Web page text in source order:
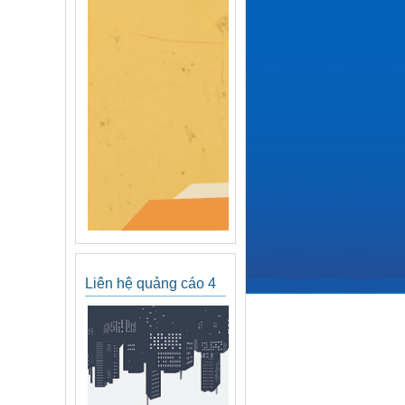
Liên hệ quảng cáo 4